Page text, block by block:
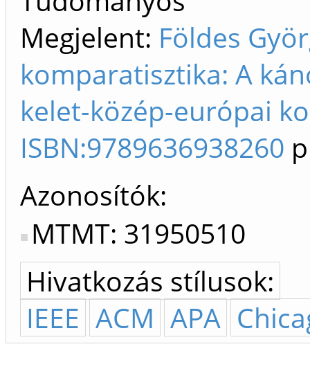
Megjelent: Földes
komparatisztika: A
kelet-közép-európai
ISBN:9789636938260
Azonosítók
MTMT: 31950510
Hivatkozás stílusok:
IEEE ACM APA